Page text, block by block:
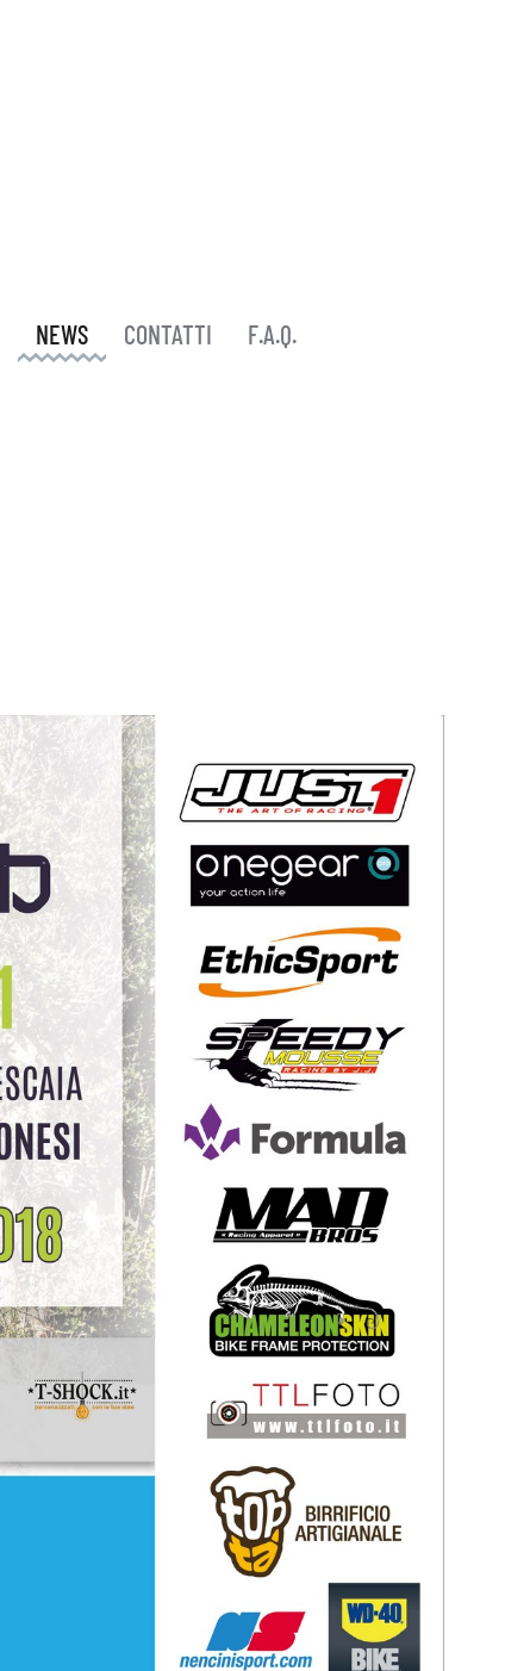
NEWS CONTATTI F.A.Q.